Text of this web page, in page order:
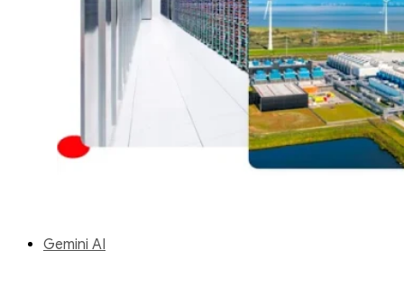
Gemini AI